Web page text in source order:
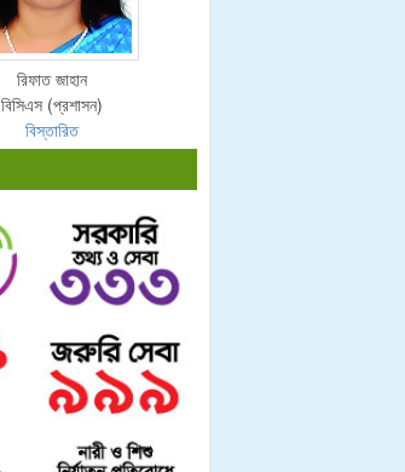
রিফাত জাহান
বিসিএস (প্রশাসন)
বিস্তারিত